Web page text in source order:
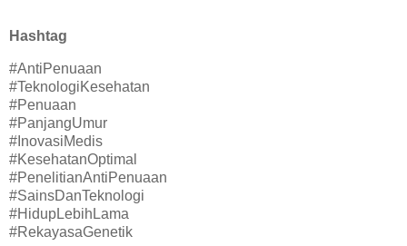
Hashtag
#AntiPenuaan
#TeknologiKesehatan
#Penuaan
#PanjangUmur
#InovasiMedis
#KesehatanOptimal
#PenelitianAntiPenuaan
#SainsDanTeknologi
#HidupLebihLama
#RekayasaGenetik